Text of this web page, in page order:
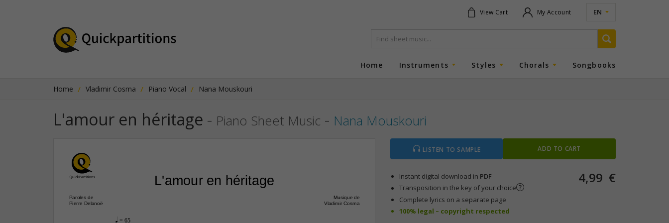
View Cart My Account EN
Home Instruments Styles Chorals Songbooks
Home Vladimir Cosma Piano Vocal Nana Mouskouri
L'amour en héritage - Piano Sheet Music - Nana Mouskouri
L'amour en héritage
Paroles de
Pierre Delanoë
Musique de
Vladimir Cosma
q = 65
LISTEN TO SAMPLE ADD TO CART
Instant digital download in PDF
Transposition in the key of your choice
Complete lyrics on a separate page
100% legal – copyright respected
4,99 €